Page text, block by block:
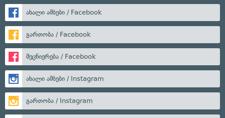
ახალი ამბები / Facebook
გართობა / Facebook
მეცნიერება / Facebook
ახალი ამბები / Instagram
გართობა / Instagram